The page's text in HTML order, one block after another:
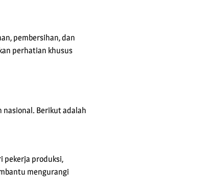
pembersihan, dan
perhatian khusus
nasional. Berikut adalah
pekerja produksi,
mengurangi